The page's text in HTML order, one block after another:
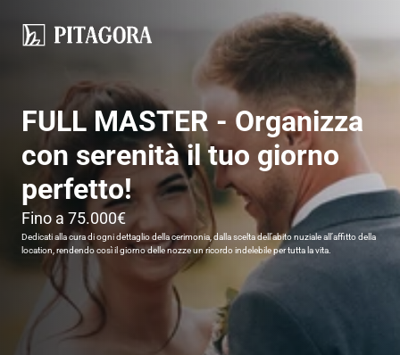
FULL MASTER - Organizza
con serenità il tuo giorno
perfetto!
Fino a 75.000€
Dedicati alla cura di ogni dettaglio della cerimonia, dalla scelta dell’abito nuziale all’affitto della
location, rendendo così il giorno delle nozze un ricordo indelebile per tutta la vita.